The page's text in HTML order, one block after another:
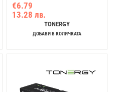
€6.79
13.28 лв.
TONERGY
ДОБАВИ В КОЛИЧКАТА